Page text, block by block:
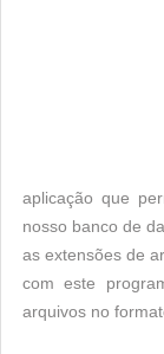
aplicação que
nosso banco de
as extensões de
com este
arquivos no